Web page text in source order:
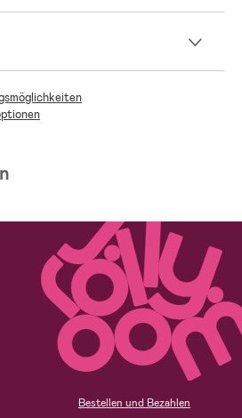
Bestellen und Bezahlen